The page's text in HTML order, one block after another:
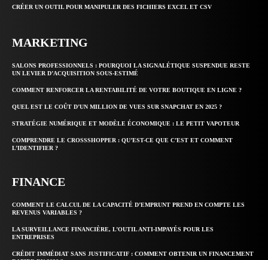
CRÉER UN OUTIL POUR MANIPULER DES FICHIERS EXCEL ET CSV
MARKETING
SALONS PROFESSIONNELS : POURQUOI LA SIGNALÉTIQUE SUSPENDUE RESTE
UN LEVIER D’ACQUISITION SOUS-ESTIMÉ
COMMENT RENFORCER LA RENTABILITÉ DE VOTRE BOUTIQUE EN LIGNE ?
QUEL EST LE COÛT D’UN MILLION DE VUES SUR SNAPCHAT EN 2025 ?
STRATÉGIE NUMÉRIQUE ET MODÈLE ÉCONOMIQUE : LE PETIT VAPOTEUR
COMPRENDRE LE CROSSSHOPPER : QU’EST-CE QUE C’EST ET COMMENT
L’IDENTIFIER ?
FINANCE
COMMENT LE CALCUL DE LA CAPACITÉ D’EMPRUNT PREND EN COMPTE LES
REVENUS VARIABLES ?
LA SURVEILLANCE FINANCIÈRE, L’OUTIL ANTI-IMPAYÉS POUR LES
ENTREPRISES
CRÉDIT IMMÉDIAT SANS JUSTIFICATIF : COMMENT OBTENIR UN FINANCEMENT